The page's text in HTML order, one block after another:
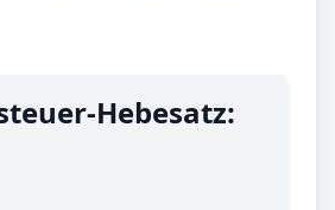
Hebe­satz: